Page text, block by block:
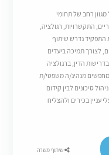
רחב של תחומי
התקשרויות, רגולציה,
התפקיד נדרש שיתוף
לצורך תמיכה ביעדים
הדין, ברגולציה
מחפשים מנהיג/ה משפטי/ת
סיכונים לבין קידום
בכירים ולהצליח
שיתוף משרה